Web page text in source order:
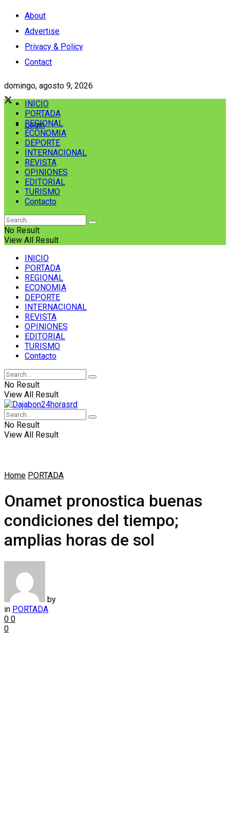
About
Advertise
Privacy & Policy
Contact
domingo, agosto 9, 2026
Login
INICIO
PORTADA
REGIONAL
ECONOMIA
DEPORTE
INTERNACIONAL
REVISTA
OPINIONES
EDITORIAL
TURISMO
Contacto
No Result
View All Result
INICIO
PORTADA
REGIONAL
ECONOMIA
DEPORTE
INTERNACIONAL
REVISTA
OPINIONES
EDITORIAL
TURISMO
Contacto
No Result
View All Result
No Result
View All Result
Home PORTADA
Onamet pronostica buenas
condiciones del tiempo;
amplias horas de sol
by
in PORTADA
0 0
0